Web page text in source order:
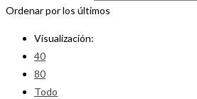
Ordenar por los últimos
Visualización:
40
80
Todo